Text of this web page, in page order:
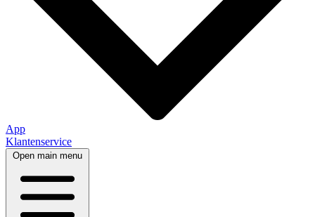
App
Klantenservice
Open main menu